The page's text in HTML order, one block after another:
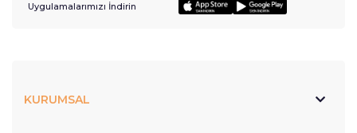
Uygulamalarımızı İndirin
KURUMSAL